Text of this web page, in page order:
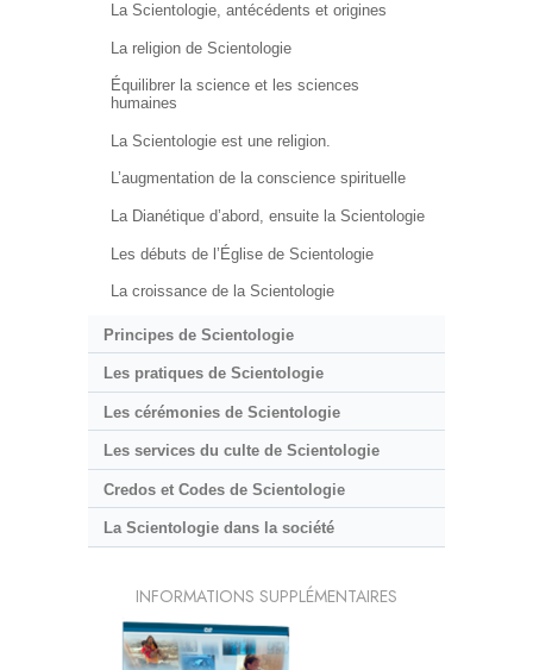
La Scientologie, antécédents et origines
La religion de Scientologie
Équilibrer la science et les sciences
humaines
La Scientologie est une religion.
L’augmentation de la conscience spirituelle
La Dianétique d’abord, ensuite la Scientologie
Les débuts de l’Église de Scientologie
La croissance de la Scientologie
Principes de Scientologie
Les pratiques de Scientologie
Les cérémonies de Scientologie
Les services du culte de Scientologie
Credos et Codes de Scientologie
La Scientologie dans la société
INFORMATIONS SUPPLÉMENTAIRES